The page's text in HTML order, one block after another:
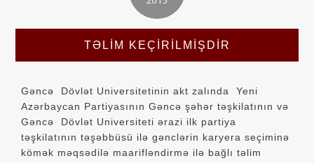
TƏLİM KEÇİRİLMİŞDİR
Gəncə Dövlət Universitetinin akt zalında Yeni
Azərbaycan Partiyasının Gəncə şəhər təşkilatının və
Gəncə Dövlət Universiteti ərazi ilk partiya
təşkilatının təşəbbüsü ilə gənclərin karyera seçiminə
kömək məqsədilə maarifləndirmə ilə bağlı təlim